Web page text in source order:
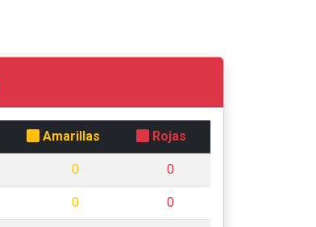
Amarillas Rojas
0 0
0 0